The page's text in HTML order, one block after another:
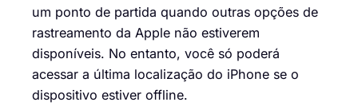
um ponto de partida quando outras opções de
rastreamento da Apple não estiverem
disponíveis. No entanto, você só poderá
acessar a última localização do iPhone se o
dispositivo estiver offline.